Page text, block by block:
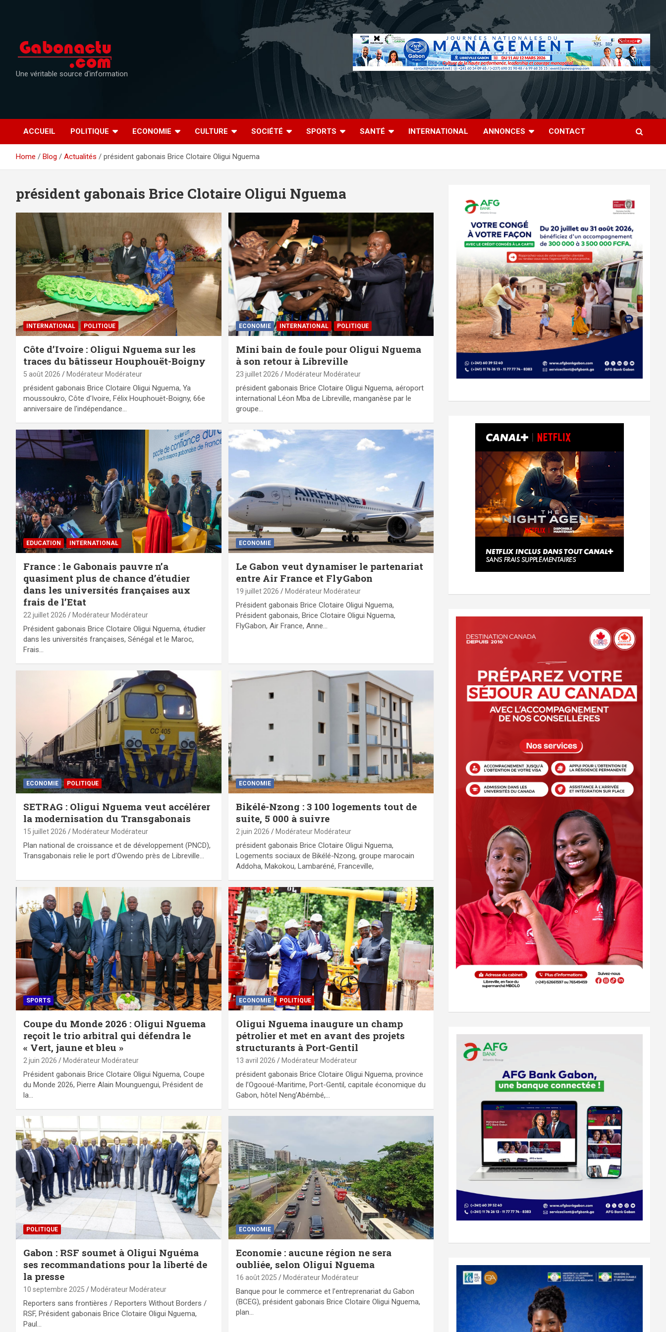
Une véritable source d'information
ACCUEIL POLITIQUE ECONOMIE CULTURE SOCIÉTÉ SPORTS SANTÉ INTERNATIONAL ANNONCES CONTACT
Home Blog Actualités président gabonais Brice Clotaire Oligui Nguema
président gabonais Brice Clotaire Oligui Nguema
INTERNATIONAL POLITIQUE
Côte d’Ivoire : Oligui Nguema sur les
traces du bâtisseur Houphouët-Boigny
5 août 2026 Modérateur Modérateur
président gabonais Brice Clotaire Oligui Nguema, Ya
moussoukro, Côte d'Ivoire, Félix Houphouët-Boigny, 66e
anniversaire de l'indépendance…
ECONOMIE INTERNATIONAL POLITIQUE
Mini bain de foule pour Oligui Nguema
à son retour à Libreville
23 juillet 2026 Modérateur Modérateur
président gabonais Brice Clotaire Oligui Nguema, aéroport
international Léon Mba de Libreville, manganèse par le
groupe…
EDUCATION INTERNATIONAL
France : le Gabonais pauvre n’a
quasiment plus de chance d’étudier
dans les universités françaises aux
frais de l’Etat
22 juillet 2026 Modérateur Modérateur
Président gabonais Brice Clotaire Oligui Nguema, étudier
dans les universités françaises, Sénégal et le Maroc,
Frais…
ECONOMIE
Le Gabon veut dynamiser le partenariat
entre Air France et FlyGabon
19 juillet 2026 Modérateur Modérateur
Président gabonais Brice Clotaire Oligui Nguema,
Président gabonais, Brice Clotaire Oligui Nguema,
FlyGabon, Air France, Anne…
ECONOMIE POLITIQUE
SETRAG : Oligui Nguema veut accélérer
la modernisation du Transgabonais
15 juillet 2026 Modérateur Modérateur
Plan national de croissance et de développement (PNCD),
Transgabonais relie le port d’Owendo près de Libreville…
ECONOMIE
Bikélé-Nzong : 3 100 logements tout de
suite, 5 000 à suivre
2 juin 2026 Modérateur Modérateur
président gabonais Brice Clotaire Oligui Nguema,
Logements sociaux de Bikélé-Nzong, groupe marocain
Addoha, Makokou, Lambaréné, Franceville,
SPORTS
Coupe du Monde 2026 : Oligui Nguema
reçoit le trio arbitral qui défendra le
« Vert, jaune et bleu »
2 juin 2026 Modérateur Modérateur
Président gabonais Brice Clotaire Oligui Nguema, Coupe
du Monde 2026, Pierre Alain Mounguengui, Président de
la…
ECONOMIE POLITIQUE
Oligui Nguema inaugure un champ
pétrolier et met en avant des projets
structurants à Port-Gentil
13 avril 2026 Modérateur Modérateur
président gabonais Brice Clotaire Oligui Nguema, province
de l’Ogooué-Maritime, Port-Gentil, capitale économique du
Gabon, hôtel Neng’Abémbé,…
POLITIQUE
Gabon : RSF soumet à Oligui Nguéma
ses recommandations pour la liberté de
la presse
10 septembre 2025 Modérateur Modérateur
Reporters sans frontières / Reporters Without Borders /
RSF, Président gabonais Brice Clotaire Oligui Nguema,
Paul…
ECONOMIE
Economie : aucune région ne sera
oubliée, selon Oligui Nguema
16 août 2025 Modérateur Modérateur
Banque pour le commerce et l’entreprenariat du Gabon
(BCEG), président gabonais Brice Clotaire Oligui Nguema,
plan…